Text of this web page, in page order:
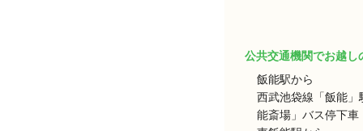
公共交通機関でお越し
飯能駅から
西武池袋線「飯能
能斎場」バス停下車